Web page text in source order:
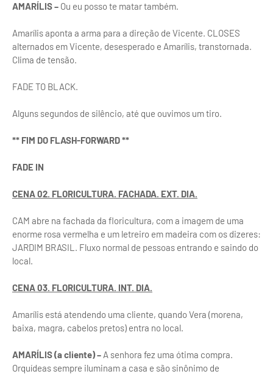
AMARÍLIS – Ou eu posso te matar também.
Amarílis aponta a arma para a direção de Vicente. CLOSES
alternados em Vicente, desesperado e Amarílis, transtornada.
Clima de tensão.
FADE TO BLACK.
Alguns segundos de silêncio, até que ouvimos um tiro.
** FIM DO FLASH-FORWARD **
FADE IN
CENA 02. FLORICULTURA. FACHADA. EXT. DIA.
CAM abre na fachada da floricultura, com a imagem de uma
enorme rosa vermelha e um letreiro em madeira com os dizeres:
JARDIM BRASIL. Fluxo normal de pessoas entrando e saindo do
local.
CENA 03. FLORICULTURA. INT. DIA.
Amarílis está atendendo uma cliente, quando Vera (morena,
baixa, magra, cabelos pretos) entra no local.
AMARÍLIS (a cliente) – A senhora fez uma ótima compra.
Orquídeas sempre iluminam a casa e são sinônimo de